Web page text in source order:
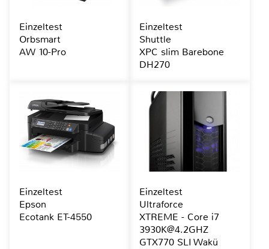
Einzeltest
Orbsmart
AW 10-Pro
Einzeltest
Shuttle
XPC slim Barebone
DH270
Einzeltest
Epson
Ecotank ET-4550
Einzeltest
Ultraforce
XTREME - Core i7
3930K@4.2GHZ
GTX770 SLI Wakü